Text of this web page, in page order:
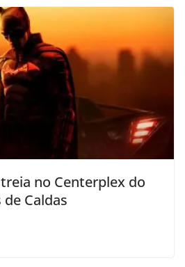
no Centerplex do
Caldas